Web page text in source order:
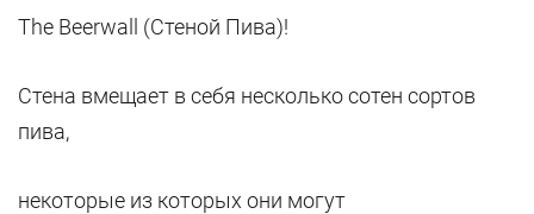
The Beerwall (Стеной Пива)!
Стена вмещает в себя несколько сотен сортов
пива,
некоторые из которых они могут